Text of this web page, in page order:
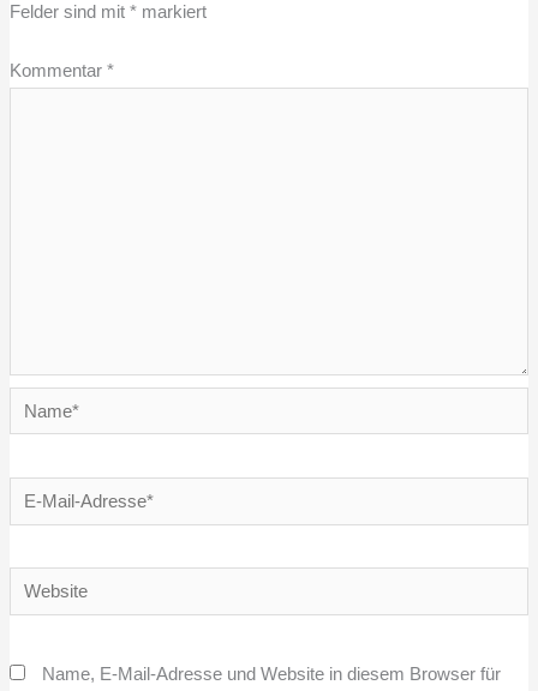
Felder sind mit *markiert
Kommentar *
Name*
E-
Mail-
Website
Name, E-Mail-Adresse und Website in diesem Browser für